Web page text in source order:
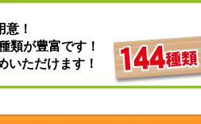
意！
類が豊富です！
いただけます！